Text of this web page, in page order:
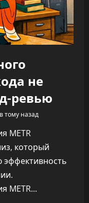
не
ревью
тому назад
METR
который
эффективность
METR...